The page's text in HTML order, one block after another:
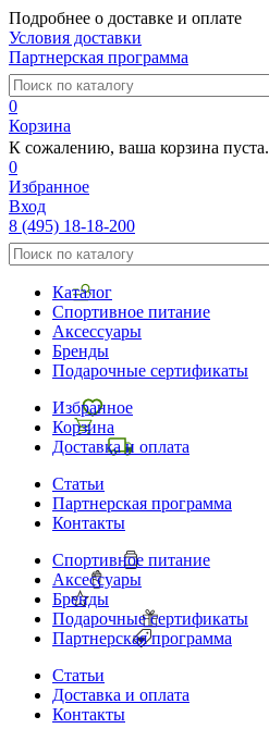
Подробнее о доставке и оплате
Условия доставки
Партнерская программа
0
Корзина
К сожалению, ваша корзина пуста.
0
Избранное
Вход
8 (495) 18-18-200
Каталог
Спортивное питание
Аксессуары
Бренды
Подарочные сертификаты
Избранное
Корзина
Доставка и оплата
Статьи
Партнерская программа
Контакты
Спортивное питание
Аксессуары
Бренды
Подарочные сертификаты
Партнерская программа
Статьи
Доставка и оплата
Контакты